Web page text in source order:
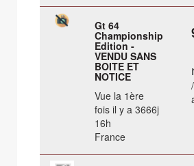
Gt 64
Championship
Edition -
VENDU SANS
BOITE ET
NOTICE
Vue la 1ère
fois il y a 3666j
16h
France